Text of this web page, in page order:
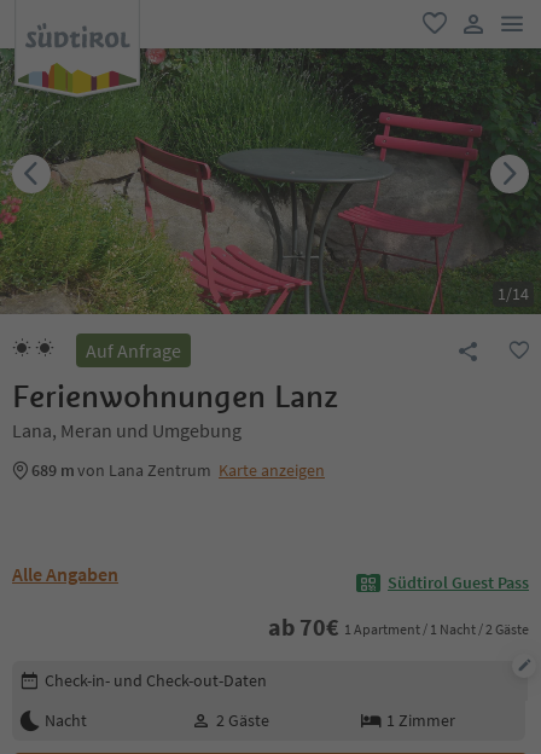
favorit
user link
1/14
Auf Anfrage
Ferienwohnungen Lanz
Lana, Meran und Umgebung
689 mvon Lana Zentrum Karte anzeigen
Alle Angaben Südtirol Guest Pass
ab 70€ 1 Apartment / 1 Nacht / 2 Gäste
Buchungsdetails bearbeiten
Check-in- und Check-out-Daten
Nacht
2 Gäste 1 Zimmer